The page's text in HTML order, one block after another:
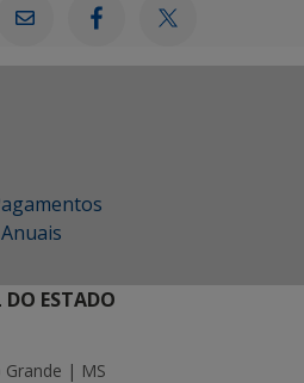
DO ESTADO
Grande | MS